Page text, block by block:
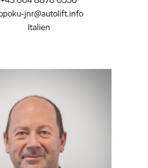
jnr@autolift.info
Italien